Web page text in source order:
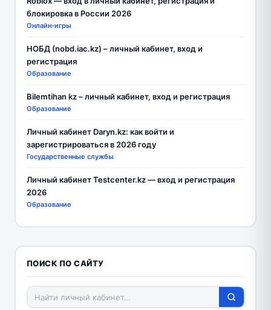
блокировка в России 2026
Онлайн-игры
НОБД (nobd.iac.kz) – личный кабинет, вход и
регистрация
Образование
Bilemtihan kz – личный кабинет, вход и регистрация
Образование
Личный кабинет Daryn.kz: как войти и
зарегистрироваться в 2026 году
Государственные службы
Личный кабинет Testcenter.kz — вход и регистрация
2026
Образование
ПОИСК ПО САЙТУ